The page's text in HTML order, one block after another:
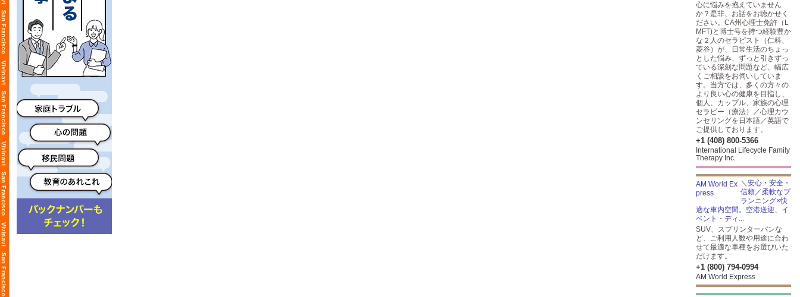
心に悩みを抱えていません
か？是非、お話をお聴かせく
ださい。CA州心理士免許（L
MFT)と博士号を持つ経験豊か
な２人のセラピスト（仁科、
菱谷）が、日常生活のちょっ
とした悩み、ずっと引きずっ
ている深刻な問題など、幅広
くご相談をお伺いしていま
す。当方では、多くの方々の
より良い心の健康を目指し、
個人、カップル、家族の心理
セラピー（療法）／心理カウ
ンセリングを日本語／英語で
ご提供しております。
+1 (408) 800-5366
International Lifecycle Family
Therapy Inc.
＼安心・安全・
信頼／柔軟なプ
ランニング×快
適な車内空間。空港送迎、イ
ベント・ディ...
SUV、スプリンターバンな
ど、ご利用人数や用途に合わ
せて最適な車種をお選びいた
だけます。
+1 (800) 794-0994
AM World Express